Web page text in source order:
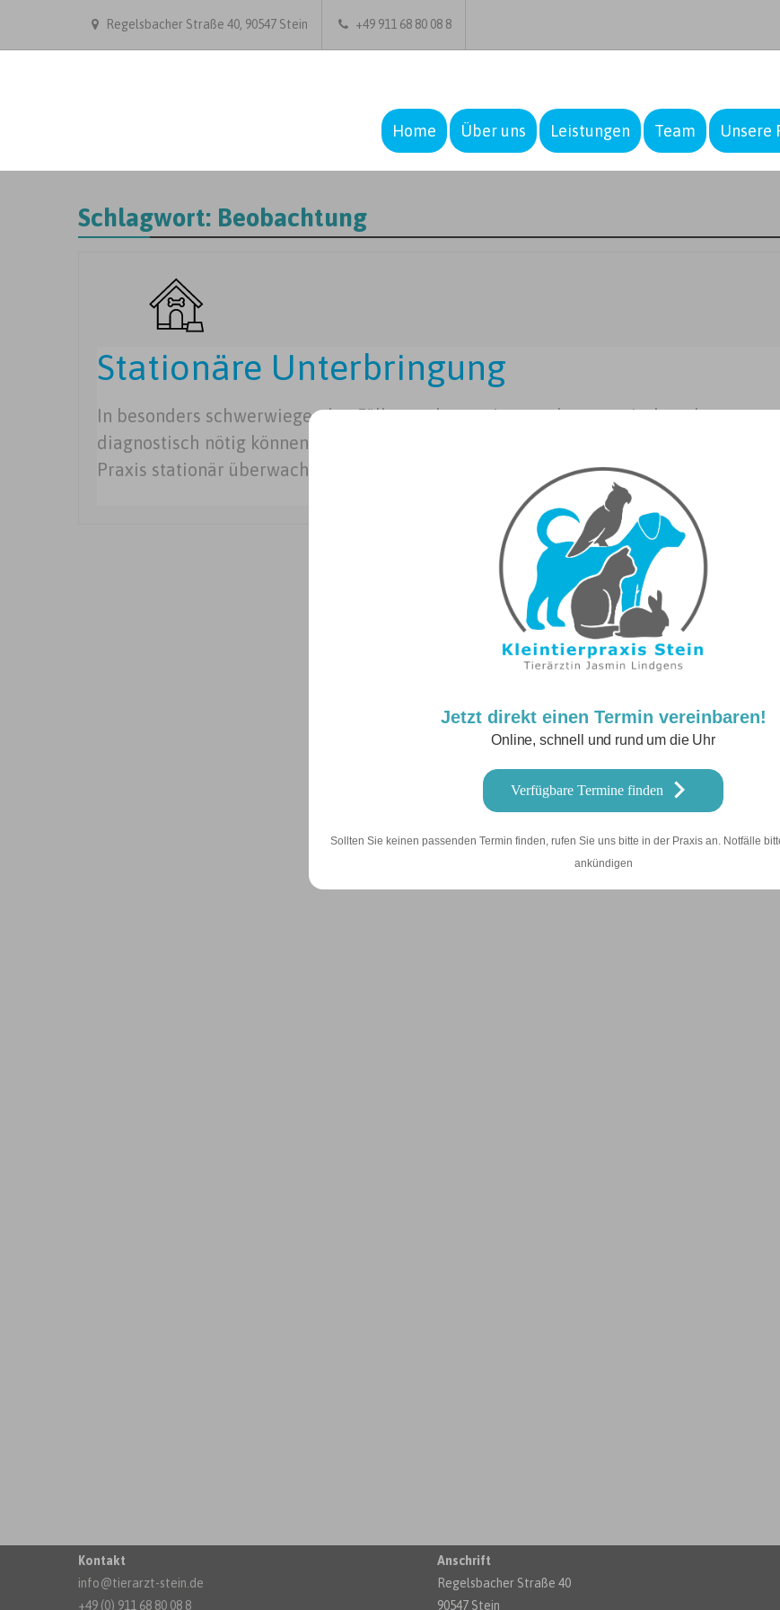
Jetzt direkt einen Termin vereinbaren!
Online, schnell und rund um die Uhr
Verfügbare Termine finden
Sollten Sie keinen passenden Termin finden, rufen Sie uns bitte in der Praxis an. Notfälle
ankündigen
Regelsbacher Straße 40, 90547 Stein +49 911 68 80 08 8
Home Über uns Leistungen Team Unsere
Schlagwort: Beobachtung
Stationäre Unterbringung
In besonders schwerwiegenden Fällen und wann immer therapeutisch und
diagnostisch nötig können Katzen, Hunde, Heimtiere und Schildkröten in unserer
Praxis stationär überwacht werden.
Kontakt
info@tierarzt-stein.de
+49 (0) 911 68 80 08 8
Anschrift
Regelsbacher Straße 40
90547 Stein